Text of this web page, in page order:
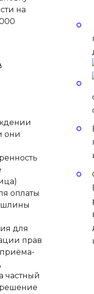
на
они
оплаты
для
прав
приёма-
частный